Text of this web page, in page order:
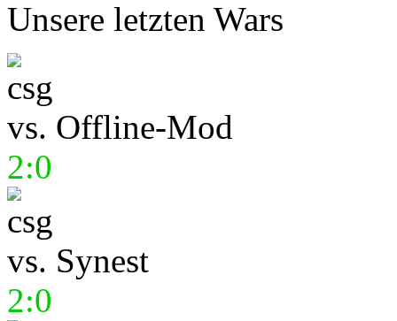
Unsere letzten Wars
vs. Offline-Mod
2:0
vs. Synest
2:0